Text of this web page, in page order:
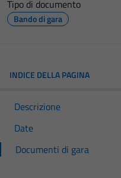
Tipo di documento
Bando di gara
INDICE DELLA PAGINA
Descrizione
Date
Documenti di gara